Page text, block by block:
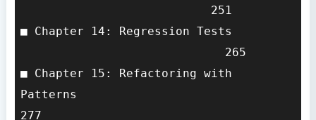
                           251
■ Chapter 14: Regression Tests
                             265
■ Chapter 15: Refactoring with
Patterns
277